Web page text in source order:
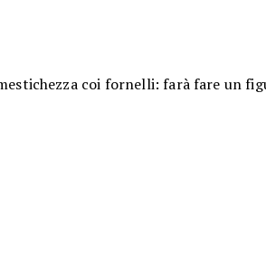
coi fornelli: farà fare un